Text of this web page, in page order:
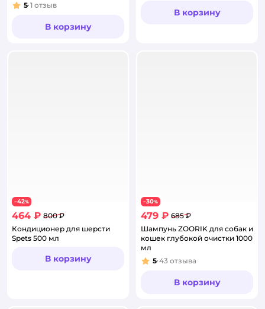
Рейтинг:
5 1 отзыв
В корзину
В корзину
−42%
464 ₽ 800 ₽
Кондиционер для шерсти
Spets 500 мл
В корзину
−30%
479 ₽ 685 ₽
Шампунь ZOORIK для собак и
кошек глубокой очистки 1000
мл
Рейтинг:
5 43 отзыва
В корзину